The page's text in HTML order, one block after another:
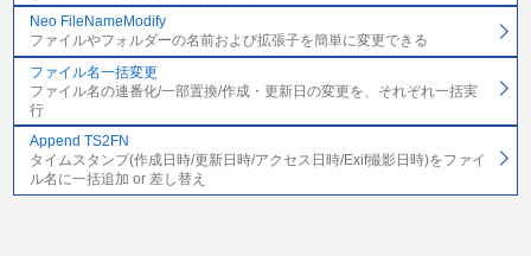
Neo FileNameModify
ファイルやフォルダーの名前および拡張子を簡単に変更できる
ファイル名一括変更
ファイル名の連番化/一部置換/作成・更新日の変更を、それぞれ一括実
行
Append TS2FN
タイムスタンプ(作成日時/更新日時/アクセス日時/Exif撮影日時)をファイ
ル名に一括追加 or 差し替え